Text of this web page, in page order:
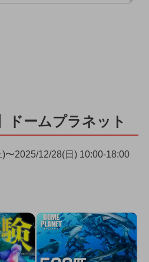
ドームプラネット
〜2025/12/28(日) 10:00-18:00